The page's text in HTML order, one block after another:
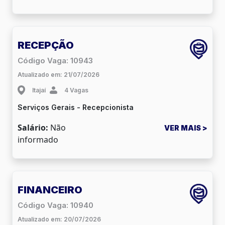
RECEPÇÃO
Código Vaga: 10943
Atualizado em: 21/07/2026
Itajaí 4 Vagas
Serviços Gerais - Recepcionista
Salário: Não
informado
VER MAIS >
FINANCEIRO
Código Vaga: 10940
Atualizado em: 20/07/2026